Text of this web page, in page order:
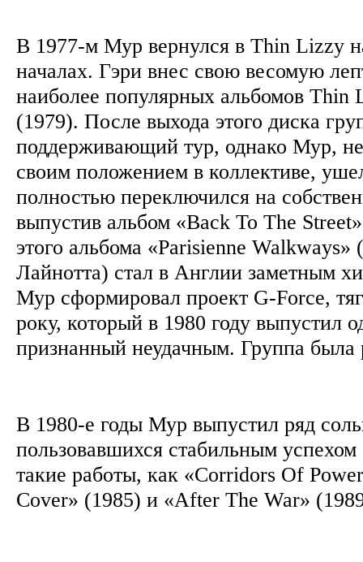
В 1977-м Мур вернулся в Thin Lizzy
началах. Гэри внес свою весомую
наиболее популярных альбомов Thin
(1979). После выхода этого диска
поддерживающий тур, однако Мур,
своим положением в коллективе,
полностью переключился на
выпустив альбом «Back To The
этого альбома «Parisienne Walkways»
Лайнотта) стал в Англии заметным
Мур сформировал проект G-Force,
року, который в 1980 году выпустил
признанный неудачным. Группа
В 1980-е годы Мур выпустил ряд
пользовавшихся стабильным
такие работы, как «Corridors Of
Cover» (1985) и «After The War»